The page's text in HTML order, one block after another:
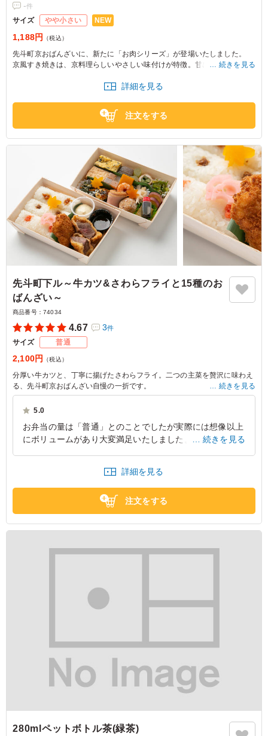
-件
サイズ やや小さい NEW
1,188円 （税込）
先斗町京おばんざいに、新たに「お肉シリーズ」が登場いたしました。
京風すき焼きは、京料理らしいやさしい味付けが特徴。甘めに仕上げた割
肉本来の甘味と旨みを上品に感じられる、先斗町京おばんざいならではの
定番人気の6種類のおばんざいを添え、彩り豊かで満足感のある内容をリ
ーズナブルにご用意いたしました。
しっかりとした食べ応えがありながらも、おばんざいとの相性が良く、お
もてなしにもふさわしい一折として、幅広い年代の方にお楽しみいただけ
ぜひ皆様ご一緒に、先斗町京おばんざい自慢の味わいをご賞味ください。
続きを見る
詳細を見る
注文をする
先斗町下ル～牛カツ&さわらフライと15種のお
ばんざい～
商品番号： 74034
4.67 3件
サイズ 普通
2,100円 （税込）
分厚い牛カツと、丁寧に揚げたさわらフライ。二つの主菜を贅沢に味わえ
る、先斗町京おばんざい自慢の一折です。
食べ応えのある牛カツと、やさしい味わいのさわらフライが織りなす、満
足感のある内容に仕立てました。
寧に焼き上げたふくさ卵、茄子田楽、子芋唐揚げなどを彩り豊かに詰め込
み、一品一品に職人の丁寧な手仕事を感じながらお楽しみいただけます。
接待や会食、行楽など、さまざまなシーンで喜ばれる特別な一折です。
続きを見る
5.0
お弁当の量は「普通」とのことでしたが実際には想像以上
にボリュームがあり大変満足いたしました。 梱包も丁寧
京都府京田辺市大住
続きを見る
詳細を見る
注文をする
280mlペットボトル茶(緑茶)